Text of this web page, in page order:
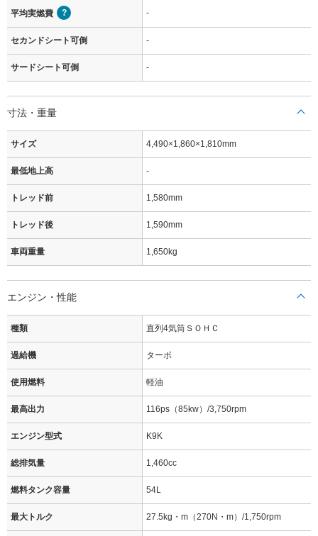
平均実燃費 -
セカンドシート可倒 -
サードシート可倒 -
寸法・重量
サイズ 4,490×1,860×1,810mm
最低地上高 -
トレッド前 1,580mm
トレッド後 1,590mm
車両重量 1,650kg
エンジン・性能
種類 直列4気筒ＳＯＨＣ
過給機 ターボ
使用燃料 軽油
最高出力 116ps（85kw）/3,750rpm
エンジン型式 K9K
総排気量 1,460cc
燃料タンク容量 54L
最大トルク 27.5kg・m（270N・m）/1,750rpm